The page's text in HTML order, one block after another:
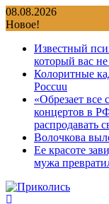
Перейти
к
08.08.2026
Новое!
Известный
который вас
Колоритные
Россuu
«Обрезает все
концертов в
распродавать
Волочкова
Ее красоте
мужа